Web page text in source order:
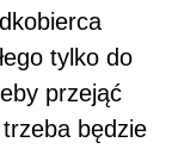
tylko do
przejąć
będzie